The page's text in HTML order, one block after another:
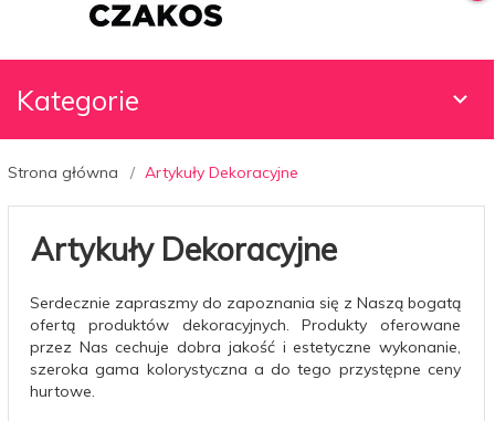
Kategorie
Strona główna Artykuły Dekoracyjne
Artykuły Dekoracyjne
Serdecznie zapraszmy do zapoznania się z Naszą bogatą
ofertą produktów dekoracyjnych. Produkty oferowane
przez Nas cechuje dobra jakość i estetyczne wykonanie,
szeroka gama kolorystyczna a do tego przystępne ceny
hurtowe.